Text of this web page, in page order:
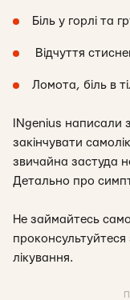
Біль у горлі та
Відчуття
Ломота, біль в
INgenius написали
закінчувати
звичайна застуда
Детально про
Не займайтесь
лікування.